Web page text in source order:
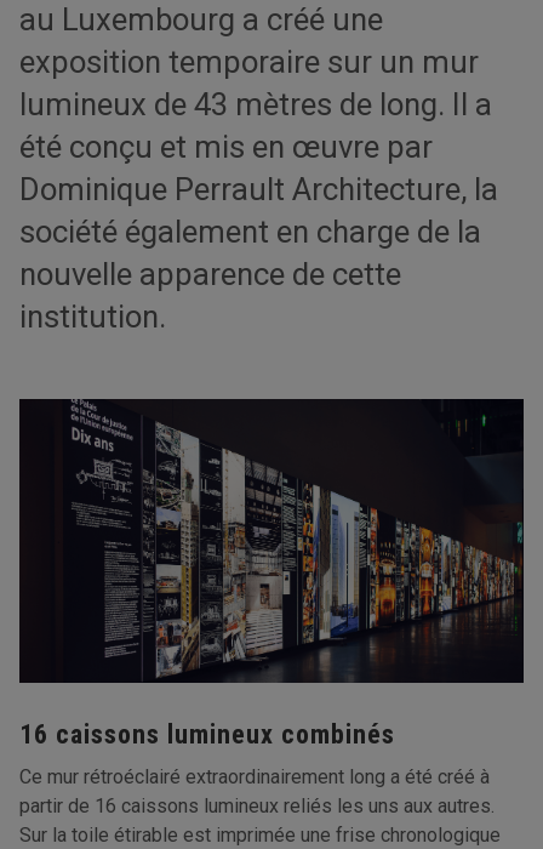
au Luxembourg a créé une
exposition temporaire sur un mur
lumineux de 43 mètres de long. Il a
été conçu et mis en œuvre par
Dominique Perrault Architecture, la
société également en charge de la
nouvelle apparence de cette
institution.
16 caissons lumineux combinés
Ce mur rétroéclairé extraordinairement long a été créé à
partir de 16 caissons lumineux reliés les uns aux autres.
Sur la toile étirable est imprimée une frise chronologique